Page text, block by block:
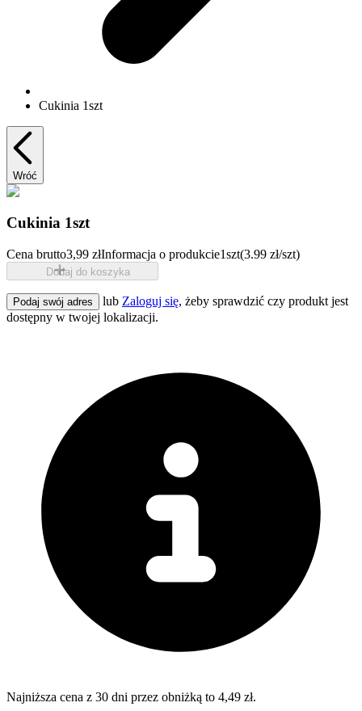
Cukinia 1szt
Wróć
Cukinia 1szt
Cena brutto3,99 złInformacja o produkcie1szt(3.99 zł/szt)
Dodaj do koszyka
Podaj swój adres lub Zaloguj się, żeby sprawdzić czy produkt jest
dostępny w twojej lokalizacji.
Najniższa cena z 30 dni przez obniżką to 4,49 zł.